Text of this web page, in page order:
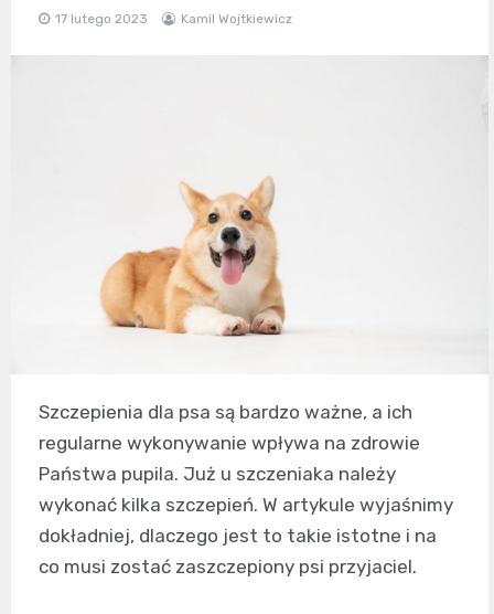
17 lutego 2023 Kamil Wojtkiewicz
Szczepienia dla psa są bardzo ważne, a ich
regularne wykonywanie wpływa na zdrowie
Państwa pupila. Już u szczeniaka należy
wykonać kilka szczepień. W artykule wyjaśnimy
dokładniej, dlaczego jest to takie istotne i na
co musi zostać zaszczepiony psi przyjaciel.